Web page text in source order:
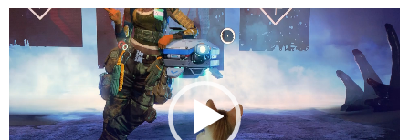
動
画
プ